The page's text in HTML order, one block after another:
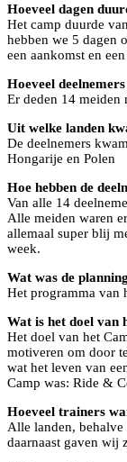
Hoeveel dagen
Het camp duurde
hebben we 5 dagen
een aankomst en
Hoeveel
Er deden 14 meiden
Uit welke landen
De deelnemers
Hongarije en Polen
Hoe hebben de
Van alle 14
Alle meiden waren
allemaal super blij
week.
Wat was de
Het programma van
Wat is het doel van
Het doel van het
motiveren om door
wat het leven van
Camp was: Ride &
Hoeveel trainers
Alle landen, behalve
daarnaast gaven wij